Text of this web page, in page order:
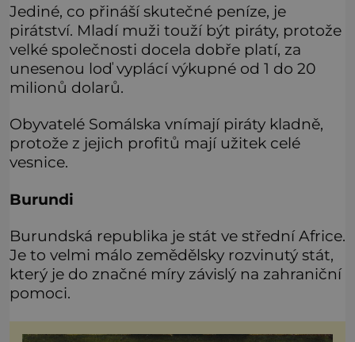
Jediné, co přináší skutečné peníze, je
pirátství. Mladí muži touží být piráty, protože
velké společnosti docela dobře platí, za
unesenou loď vyplácí výkupné od 1 do 20
milionů dolarů.
Obyvatelé Somálska vnímají piráty kladně,
protože z jejich profitů mají užitek celé
vesnice.
Burundi
Burundská republika je stát ve střední Africe.
Je to velmi málo zemědělsky rozvinutý stát,
který je do značné míry závislý na zahraniční
pomoci.